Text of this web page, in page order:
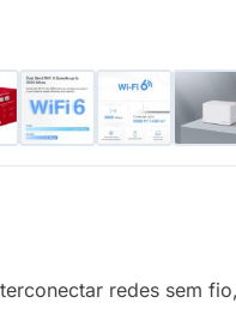
redes sem